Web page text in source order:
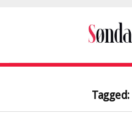
Tagged: